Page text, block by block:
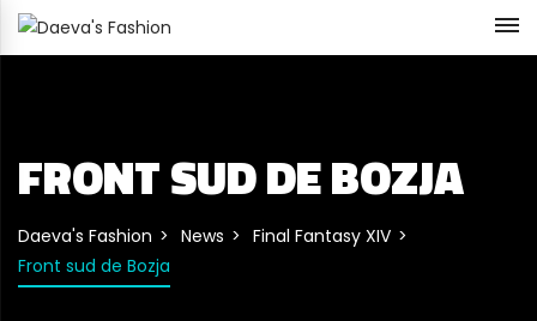
FRONT SUD DE BOZJA
Daeva's Fashion News
Final Fantasy XIV
Front sud de Bozja